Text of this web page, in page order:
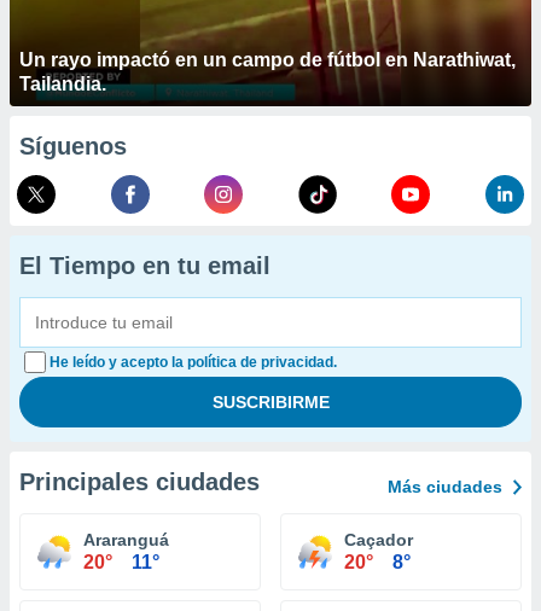
Un rayo impactó en un campo de fútbol en Narathiwat,
Tailandia.
Síguenos
El Tiempo en tu email
He leído y acepto la política de privacidad.
Principales ciudades Más ciudades
Araranguá
20° 11°
Caçador
20° 8°